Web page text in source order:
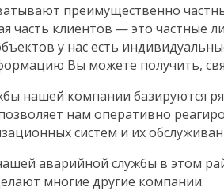
преимущественно
часть клиентов — это частные
у нас есть
Вы можете получить,
нашей компании базируются
нам оперативно
систем и их
аварийной службы в этом
многие другие компании.